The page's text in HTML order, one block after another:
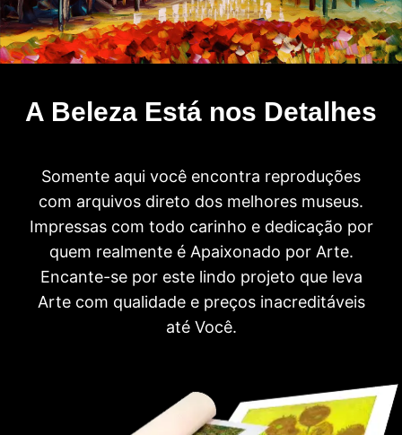
A Beleza Está nos Detalhes
Somente aqui você encontra reproduções
com arquivos direto dos melhores museus.
Impressas com todo carinho e dedicação por
quem realmente é Apaixonado por Arte.
Encante-se por este lindo projeto que leva
Arte com qualidade e preços inacreditáveis
até Você.